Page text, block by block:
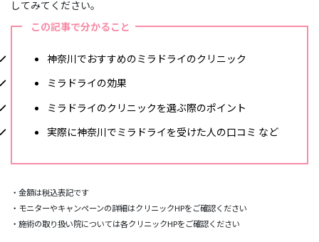
してみてください。
この記事で分かること
神奈川でおすすめのミラドライのクリニック
ミラドライの効果
ミラドライのクリニックを選ぶ際のポイント
実際に神奈川でミラドライを受けた人の口コミ など
・金額は税込表記です
・モニターやキャンペーンの詳細はクリニックHPをご確認ください
・施術の取り扱い院については各クリニックHPをご確認ください